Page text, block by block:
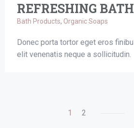
REFRESHING
Bath Products, Organic Soaps
Donec porta tortor eget eros
elit venenatis neque a sollicitudin.
1 2